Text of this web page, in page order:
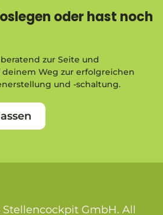
oder hast noch
zur Seite und
Weg zur erfolgreichen
und -schaltung.
GmbH. All